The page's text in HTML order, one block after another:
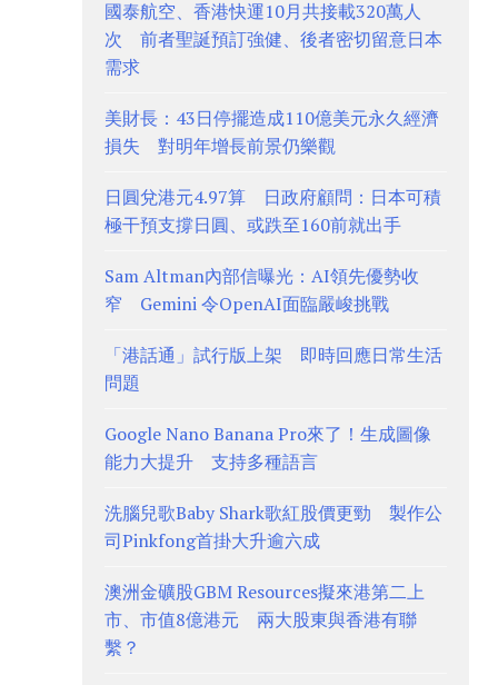
國泰航空、香港快運10月共接載320萬人
次 前者聖誕預訂強健、後者密切留意日本
需求
美財長：43日停擺造成110億美元永久經濟
損失 對明年增長前景仍樂觀
日圓兌港元4.97算 日政府顧問：日本可積
極干預支撐日圓、或跌至160前就出手
Sam Altman內部信曝光：AI領先優勢收
窄 Gemini 令OpenAI面臨嚴峻挑戰
「港話通」試行版上架 即時回應日常生活
問題
Google Nano Banana Pro來了！生成圖像
能力大提升 支持多種語言
洗腦兒歌Baby Shark歌紅股價更勁 製作公
司Pinkfong首掛大升逾六成
澳洲金礦股GBM Resources擬來港第二上
市、市值8億港元 兩大股東與香港有聯
繫？